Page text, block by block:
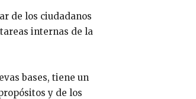
de los ciudadanos
internas de la
bases, tiene un
y de los